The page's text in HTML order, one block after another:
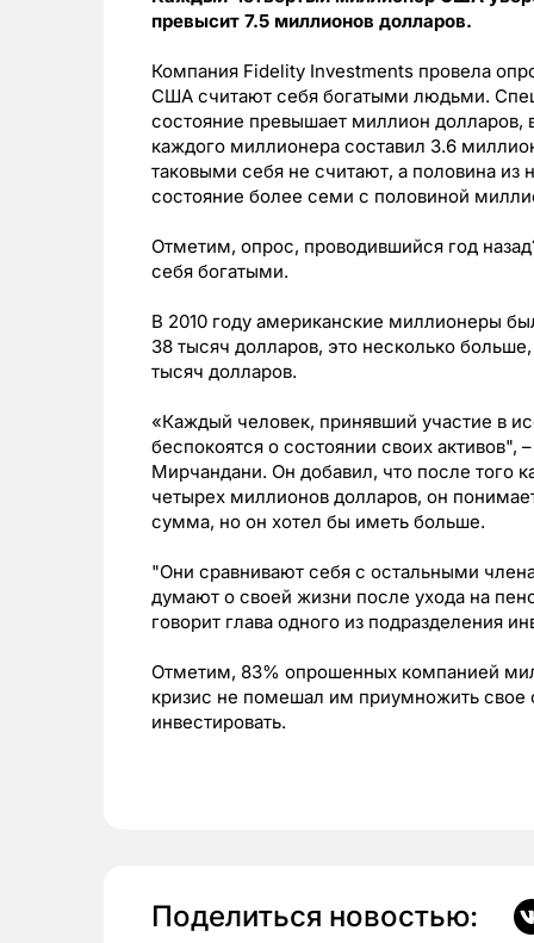
превысит 7.5 миллионов долларов.
Компания Fidelity Investments провела
США считают себя богатыми людьми.
состояние превышает миллион долларов,
каждого миллионера составил 3.6
таковыми себя не считают, а половина из
состояние более семи с половиной
Отметим, опрос, проводившийся год
себя богатыми.
В 2010 году американские миллионеры
38 тысяч долларов, это несколько
тысяч долларов.
«Каждый человек, принявший участие в
беспокоятся о состоянии своих активов",
Мирчандани. Он добавил, что после того
четырех миллионов долларов, он
сумма, но он хотел бы иметь больше.
"Они сравнивают себя с остальными
думают о своей жизни после ухода на
говорит глава одного из подразделения
Отметим, 83% опрошенных компанией
кризис не помешал им приумножить свое
инвестировать.
Поделиться новостью: